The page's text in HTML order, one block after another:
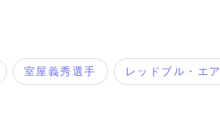
特集
室屋義秀選手 レッドブル・エ